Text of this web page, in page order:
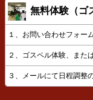
無料体験（ゴ
１、お問い合わせフォー
２、ゴスペル体験、また
３、メールにて日程調整